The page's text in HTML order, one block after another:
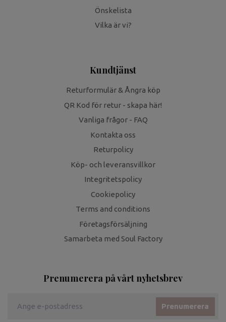
Önskelista
Vilka är vi?
Kundtjänst
Returformulär & Ångra köp
QR Kod för retur - skapa här!
Vanliga frågor - FAQ
Kontakta oss
Returpolicy
Köp- och leveransvillkor
Integritetspolicy
Cookiepolicy
Terms and conditions
Företagsförsäljning
Samarbeta med Soul Factory
Prenumerera på vårt nyhetsbrev
Prenumerera